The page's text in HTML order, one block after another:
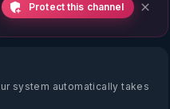
Protect this channel
system automatically takes